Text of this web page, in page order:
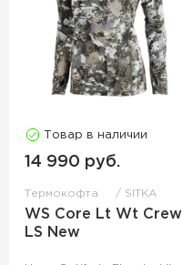
Товар в наличии
14 990 руб.
Термокофта SITKA
WS Core Lt Wt Crew
LS New